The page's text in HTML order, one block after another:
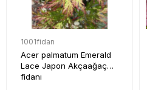
1001fidan
Acer palmatum Emerald
Lace Japon Akçaağaç
fidanı